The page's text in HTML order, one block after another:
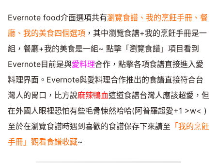
Evernote food介面選項共有瀏覽食譜、我的烹飪手冊、餐
廳、我的美食四個選項 ，其中瀏覽食譜+我的烹飪手冊是一
組，餐廳+我的美食是一組~ 點擊「瀏覽食譜」項目看到
Evernote目前是與愛料理合作，點擊各項食譜直接進入愛
料理界面。Evernote與愛料理合作推出的食譜直接符合台
灣人的胃口，比方說麻辣鴨血這道食譜台灣人應該超愛，但
在外國人眼裡恐怕有些毛骨悚然哈哈(阿普羅超愛+1 >w< )
至於在瀏覽食譜時遇到喜歡的食譜保存下來請至 「我的烹飪
手冊」觀看食譜收藏~